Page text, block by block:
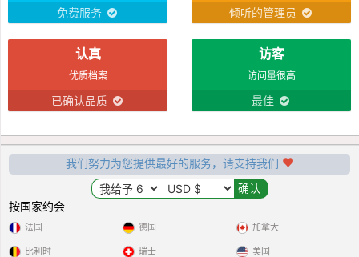
免费服务 倾听的管理员
认真
优质档案
已确认品质
访客
访问量很高
最佳
我们努力为您提供最好的服务，请支持我们
按国家约会
法国
比利时
德国
瑞士
加拿大
美国